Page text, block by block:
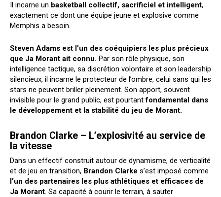
Il incarne un basketball collectif, sacrificiel et intelligent,
exactement ce dont une équipe jeune et explosive comme
Memphis a besoin.
Steven Adams est l’un des coéquipiers les plus précieux
que Ja Morant ait connu. Par son rôle physique, son
intelligence tactique, sa discrétion volontaire et son leadership
silencieux, il incarne le protecteur de l’ombre, celui sans qui les
stars ne peuvent briller pleinement. Son apport, souvent
invisible pour le grand public, est pourtantfondamental dans
le développement et la stabilité du jeu de Morant.
Brandon Clarke – L’explosivité au service de
la vitesse
Dans un effectif construit autour de dynamisme, de verticalité
et de jeu en transition, Brandon Clarke s’est imposé comme
l’un des partenaires les plus athlétiques et efficaces de
Ja Morant. Sa capacité à courir le terrain, à sauter